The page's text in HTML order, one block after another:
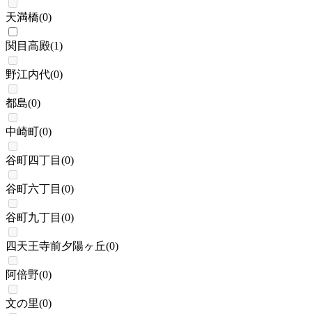
天満橋(0)
関目高殿(1)
野江内代(0)
都島(0)
中崎町(0)
谷町四丁目 (0)
谷町六丁目 (0)
谷町九丁目 (0)
四天王寺前夕陽ヶ丘(0)
阿倍野(0)
文の里(0)